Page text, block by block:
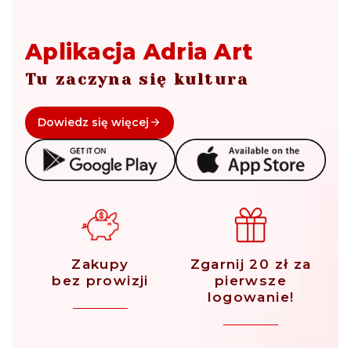
Aplikacja Adria Art
Tu zaczyna się kultura
Dowiedz się więcej
Zakupy
bez prowizji
Zgarnij 20 zł za
pierwsze
logowanie!